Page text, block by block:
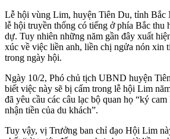
Lễ hội vùng Lim, huyện Tiên Du, tỉnh Bắc
lễ hội truyền thống có tiếng ở phía Bắc thu
dự. Tuy nhiên những năm gần đây xuất
xúc về việc liền anh, liền chị ngửa nón xin
trong ngày hội.
Ngày 10/2, Phó chủ tịch UBND huyện
biết việc này sẽ bị cấm trong lễ hội Lim
đã yêu cầu các câu lạc bộ quan họ “ký
nhận tiền của du khách”.
Tuy vậy, vị Trưởng ban chỉ đạo Hội Lim